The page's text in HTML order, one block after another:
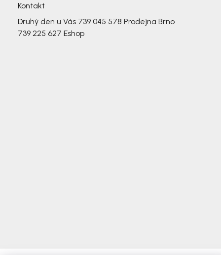
Kontakt
Druhý den u Vás 739 045 578 Prodejna Brno
739 225 627 Eshop